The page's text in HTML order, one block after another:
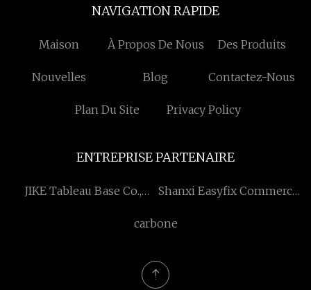
NAVIGATION RAPIDE
Maison À Propos De Nous Des Produits
Nouvelles Blog Contactez-Nous
Plan Du Site Privacy Policy
ENTREPRISE PARTENAIRE
JIKE Tableau Base Co.,
Shanxi Easyfix Commerce
carbone